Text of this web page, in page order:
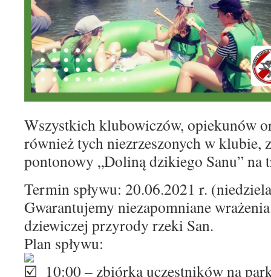
Wszystkich klubowiczów, opiekunów
również tych niezrzeszonych w klubie,
pontonowy „Doliną dzikiego Sanu” na
Termin spływu: 20.06.2021 r.
Gwarantujemy niezapomniane
dziewiczej przyrody rzeki San.
Plan spływu:
10:00 – zbiórka uczestników na